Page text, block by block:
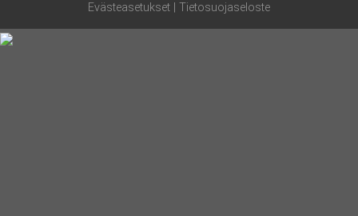
Evästeasetukset
Tietosuojaseloste